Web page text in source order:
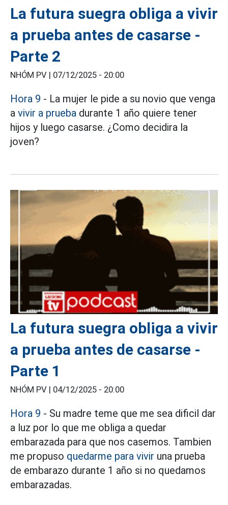
La futura suegra obliga a vivir
a prueba antes de casarse -
Parte 2
NHÓM PV | 07/12/2025 - 20:00
Hora 9 - La mujer le pide a su novio que venga
a vivir a prueba durante 1 año quiere tener
hijos y luego casarse. ¿Como decidira la
joven?
La futura suegra obliga a vivir
a prueba antes de casarse -
Parte 1
NHÓM PV | 04/12/2025 - 20:00
Hora 9 - Su madre teme que me sea dificil dar
a luz por lo que me obliga a quedar
embarazada para que nos casemos. Tambien
me propuso quedarme para vivir una prueba
de embarazo durante 1 año si no quedamos
embarazadas.